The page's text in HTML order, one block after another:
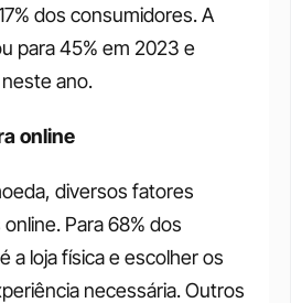
dos consumidores. A
para 45% em 2023 e
ano.
online
diversos fatores
Para 68% dos
a loja física e escolher os
necessária. Outros